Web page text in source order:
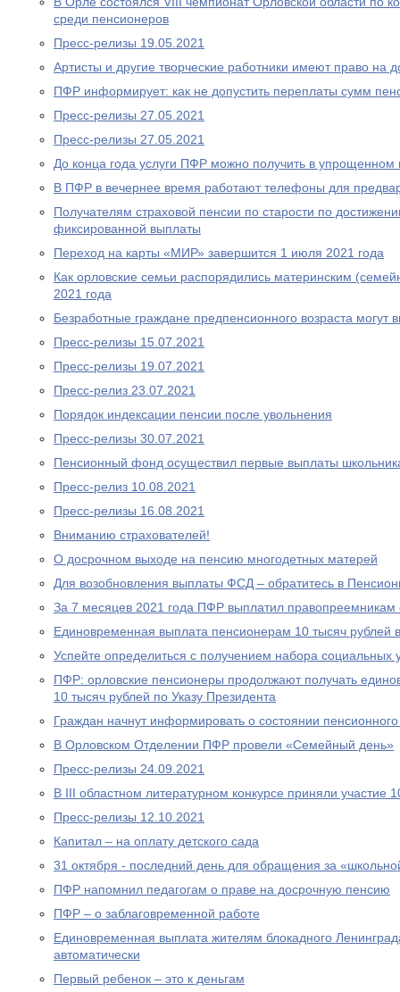
среди пенсионеров
Пресс-релизы 19.05.2021
Артисты и другие творческие работники имеют право на
ПФР информирует: как не допустить переплаты сумм
Пресс-релизы 27.05.2021
Пресс-релизы 27.05.2021
До конца года услуги ПФР можно получить в упрощенном
В ПФР в вечернее время работают телефоны для
Получателям страховой пенсии по старости по
фиксированной выплаты
Переход на карты «МИР» завершится 1 июля 2021 года
Как орловские семьи распорядились материнским
2021 года
Безработные граждане предпенсионного возраста
Пресс-релизы 15.07.2021
Пресс-релизы 19.07.2021
Пресс-релиз 23.07.2021
Порядок индексации пенсии после увольнения
Пресс-релизы 30.07.2021
Пенсионный фонд осуществил первые выплаты
Пресс-релиз 10.08.2021
Пресс-релизы 16.08.2021
Вниманию страхователей!
О досрочном выходе на пенсию многодетных матерей
Для возобновления выплаты ФСД – обратитесь в
За 7 месяцев 2021 года ПФР выплатил
Единовременная выплата пенсионерам 10 тысяч рублей
Успейте определиться с получением набора социальных
ПФР: орловские пенсионеры продолжают получать
10 тысяч рублей по Указу Президента
Граждан начнут информировать о состоянии
В Орловском Отделении ПФР провели «Семейный день»
Пресс-релизы 24.09.2021
В III областном литературном конкурсе приняли участие
Пресс-релизы 12.10.2021
Капитал – на оплату детского сада
31 октября - последний день для обращения за
ПФР напомнил педагогам о праве на досрочную пенсию
ПФР – о заблаговременной работе
Единовременная выплата жителям блокадного
автоматически
Первый ребенок – это к деньгам